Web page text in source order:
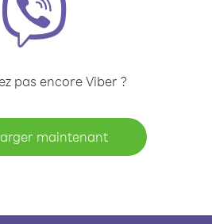
pas encore Viber ?
maintenant